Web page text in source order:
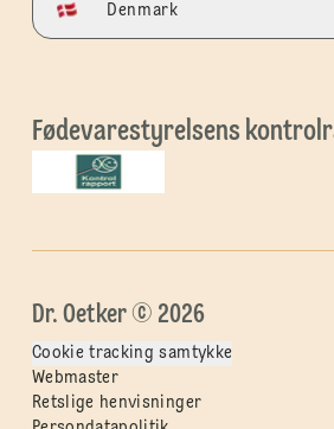
Denmark
Fødevarestyrelsens
Dr. Oetker © 2026
Cookie tracking samtykke
Webmaster
Retslige henvisninger